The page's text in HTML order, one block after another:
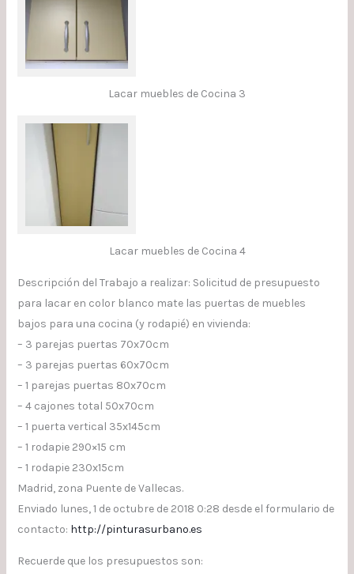
Lacar muebles de Cocina 3
Lacar muebles de Cocina 4
Descripción del Trabajo a realizar: Solicitud de presupuesto
para lacar en color blanco mate las puertas de muebles
bajos para una cocina (y rodapié) en vivienda:
– 3 parejas puertas 70x70cm
– 3 parejas puertas 60x70cm
– 1 parejas puertas 80x70cm
– 4 cajones total 50x70cm
– 1 puerta vertical 35x145cm
– 1 rodapie 290×15 cm
– 1 rodapie 230x15cm
Madrid, zona Puente de Vallecas.
Enviado lunes, 1 de octubre de 2018 0:28 desde el formulario de
contacto: http://pinturasurbano.es
Recuerde que los presupuestos son: